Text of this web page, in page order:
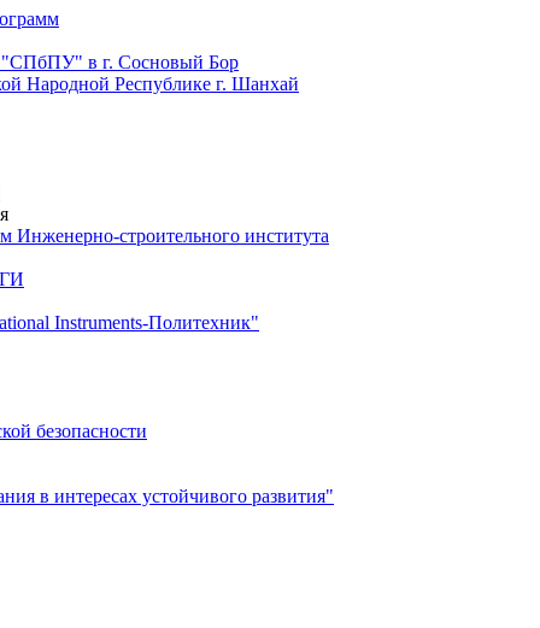
"СПбПУ" в г. Сосновый Бор
Народной Республике г. Шанхай
строительного института
Instruments-Политехник"
безопасности
в интересах устойчивого развития"